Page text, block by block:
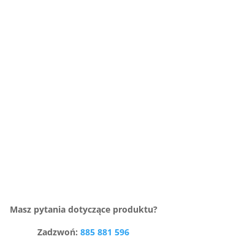
Masz pytania dotyczące produktu?
Zadzwoń: 885 881 596